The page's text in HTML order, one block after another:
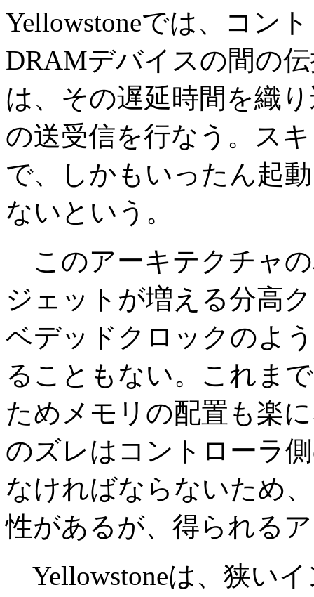
Yellowstoneでは、コン
DRAMデバイスの間の
は、その遅延時間を織
の送受信を行なう。ス
で、しかもいったん起
ないという。
このアーキテクチャ
ジェットが増える分高
ベデッドクロックのよ
ることもない。これま
ためメモリの配置も楽
のズレはコントローラ
なければならないため
性があるが、得られる
Yellowstoneは、狭い